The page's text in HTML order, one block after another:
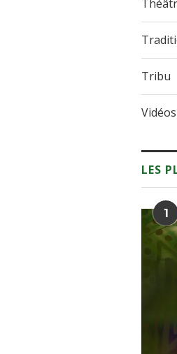
Tribu
Vidéos
LES
1